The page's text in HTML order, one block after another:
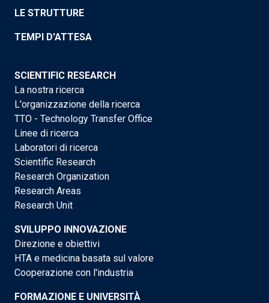
LE STRUTTURE
TEMPI D'ATTESA
SCIENTIFIC RESEARCH
La nostra ricerca
L'organizzazione della ricerca
TTO - Technology Transfer Office
Linee di ricerca
Laboratori di ricerca
Scientific Research
Research Organization
Research Areas
Research Unit
SVILUPPO INNOVAZIONE
Direzione e obiettivi
HTA e medicina basata sul valore
Cooperazione con l'industria
FORMAZIONE E UNIVERSITÀ